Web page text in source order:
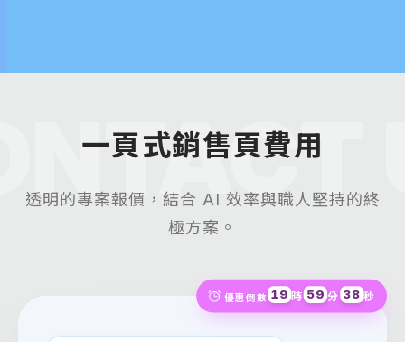
一頁式銷售頁費用
透明的專案報價，結合 AI 效率與職人堅持的終
極方案。
優惠倒數 19 時 59 分 36 秒